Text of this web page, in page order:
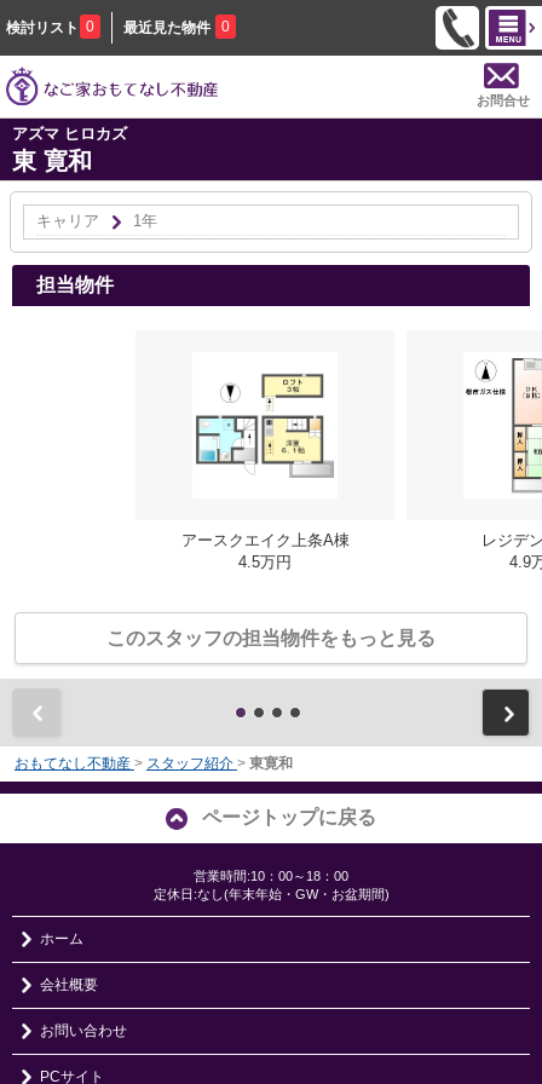
検討リスト 0 最近見た物件 0
お問合せ
アズマ ヒロカズ
東 寛和
キャリア 1年
担当物件
アースクエイク上条A棟
4.5万円
レジデ
4.9
このスタッフの担当物件をもっと見る
おもてなし不動産 > スタッフ紹介 > 東寛和
ページトップに戻る
営業時間:10：00～18：00
定休日:なし(年末年始・GW・お盆期間)
ホーム
会社概要
お問い合わせ
PCサイト